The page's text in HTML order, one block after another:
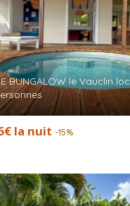
BUNGALOW le Vauclin
la nuit -15%